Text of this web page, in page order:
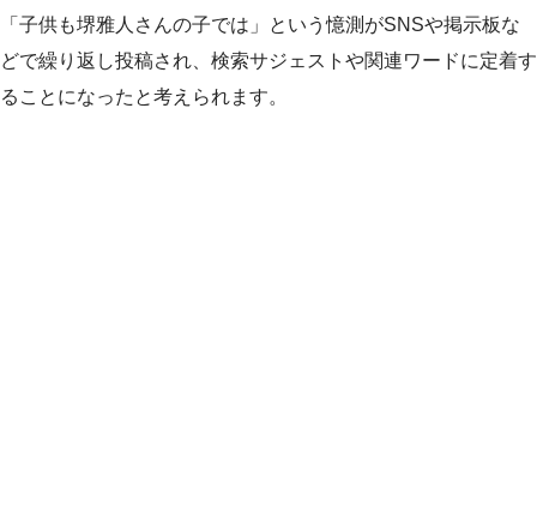
「子供も堺雅人さんの子では」という憶測がSNSや掲示板な
どで繰り返し投稿され、検索サジェストや関連ワードに定着す
ることになったと考えられます。